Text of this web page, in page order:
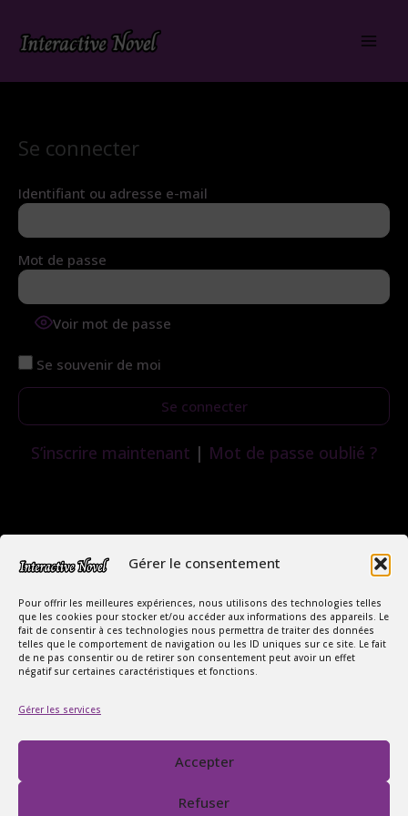
Gérer le consentement
Pour offrir les meilleures expériences, nous utilisons des technologies telles
que les cookies pour stocker et/ou accéder aux informations des appareils. Le
fait de consentir à ces technologies nous permettra de traiter des données
telles que le comportement de navigation ou les ID uniques sur ce site. Le fait
de ne pas consentir ou de retirer son consentement peut avoir un effet
négatif sur certaines caractéristiques et fonctions.
Gérer les services
Accepter
Refuser
Se connecter
Identifiant ou adresse e-mail
Mot de passe
Voir mot de passe
Se souvenir de moi
S’inscrire maintenant | Mot de passe oublié ?
Copyright Interactive Novel © 2026
Le Monde Captivant des Romances
Conditions Générales de Vente